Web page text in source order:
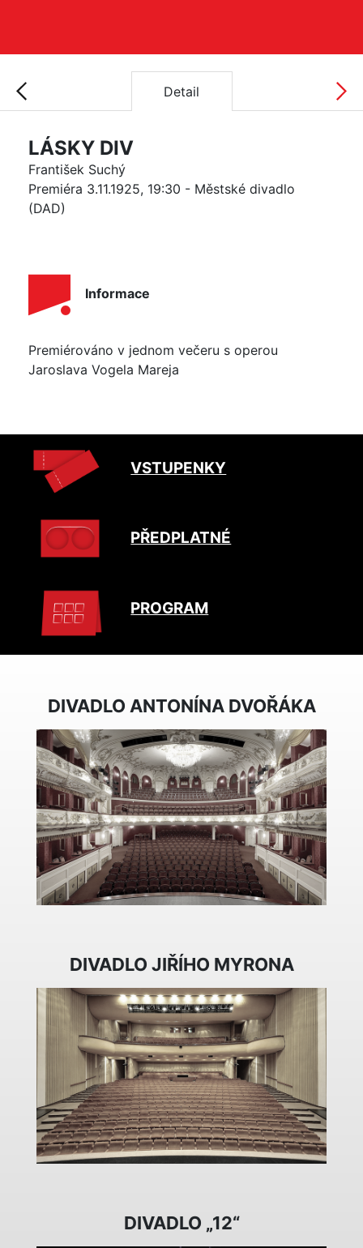
Detail
LÁSKY DIV
František Suchý
Premiéra 3.11.1925, 19:30 - Městské divadlo
(DAD)
Informace
Premiérováno v jednom večeru s operou
Jaroslava Vogela Mareja
VSTUPENKY
PŘEDPLATNÉ
PROGRAM
DIVADLO ANTONÍNA DVOŘÁKA
DIVADLO JIŘÍHO MYRONA
DIVADLO „12“